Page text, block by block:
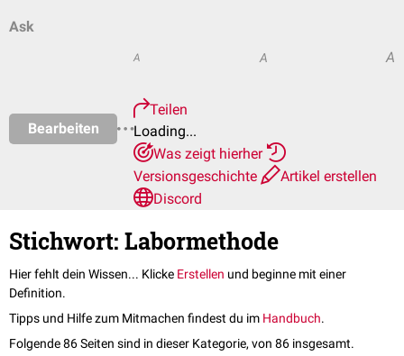
Ask
Bearbeiten
A A A
Teilen
Loading...
Was zeigt hierher
Versionsgeschichte
Artikel erstellen
Discord
Stichwort: Labormethode
Hier fehlt dein Wissen... Klicke Erstellen und beginne mit einer
Definition.
Tipps und Hilfe zum Mitmachen findest du im Handbuch.
Folgende 86 Seiten sind in dieser Kategorie, von 86 insgesamt.